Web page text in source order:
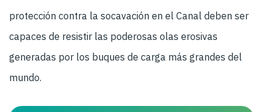
protección contra la socavación en el Canal deben ser
capaces de resistir las poderosas olas erosivas
generadas por los buques de carga más grandes del
mundo.